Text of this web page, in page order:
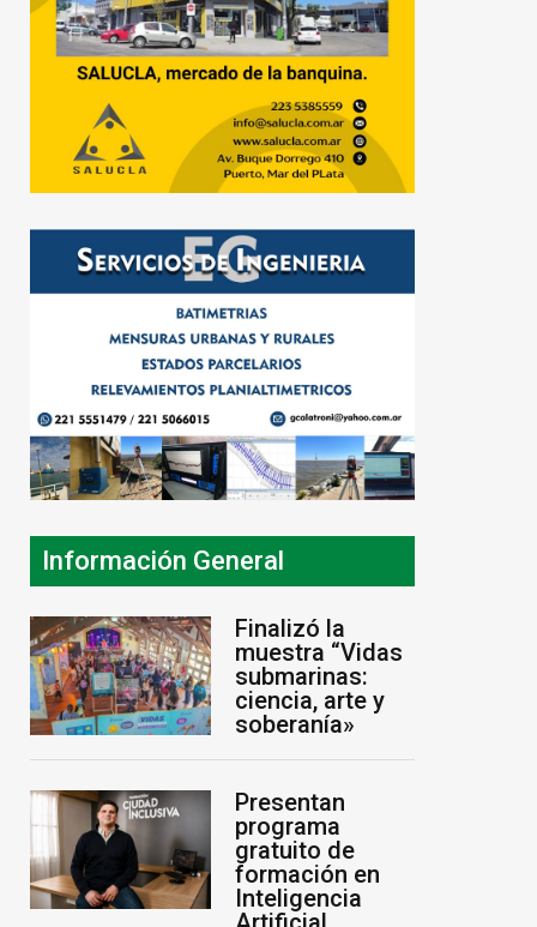
Información General
Finalizó la
muestra “Vidas
submarinas:
ciencia, arte y
soberanía»
Presentan
programa
gratuito de
formación en
Inteligencia